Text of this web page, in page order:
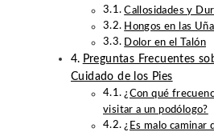
Callosidades y
Hongos en las
Dolor en el Talón
Preguntas Frecuentes
Cuidado de los Pies
¿Con qué
visitar a un podólogo?
¿Es malo caminar